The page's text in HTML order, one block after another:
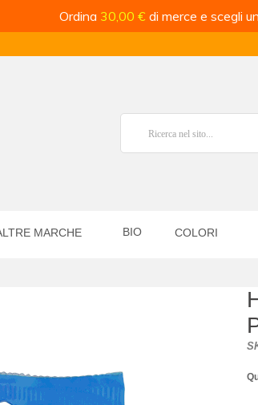
Ordina 30,00 € di merce e scegli
MARCHE BIO COLORI